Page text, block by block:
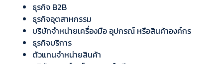
ธุรกิจ B2B
ธุรกิจอุตสาหกรรม
บริษัทจำหน่ายเครื่องมือ อุปกรณ์ หรือสินค้าองค์กร
ธุรกิจบริการ
ตัวแทนจำหน่ายสินค้า